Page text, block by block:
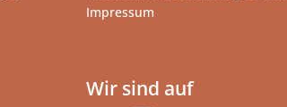
Impressum
Wir sind auf